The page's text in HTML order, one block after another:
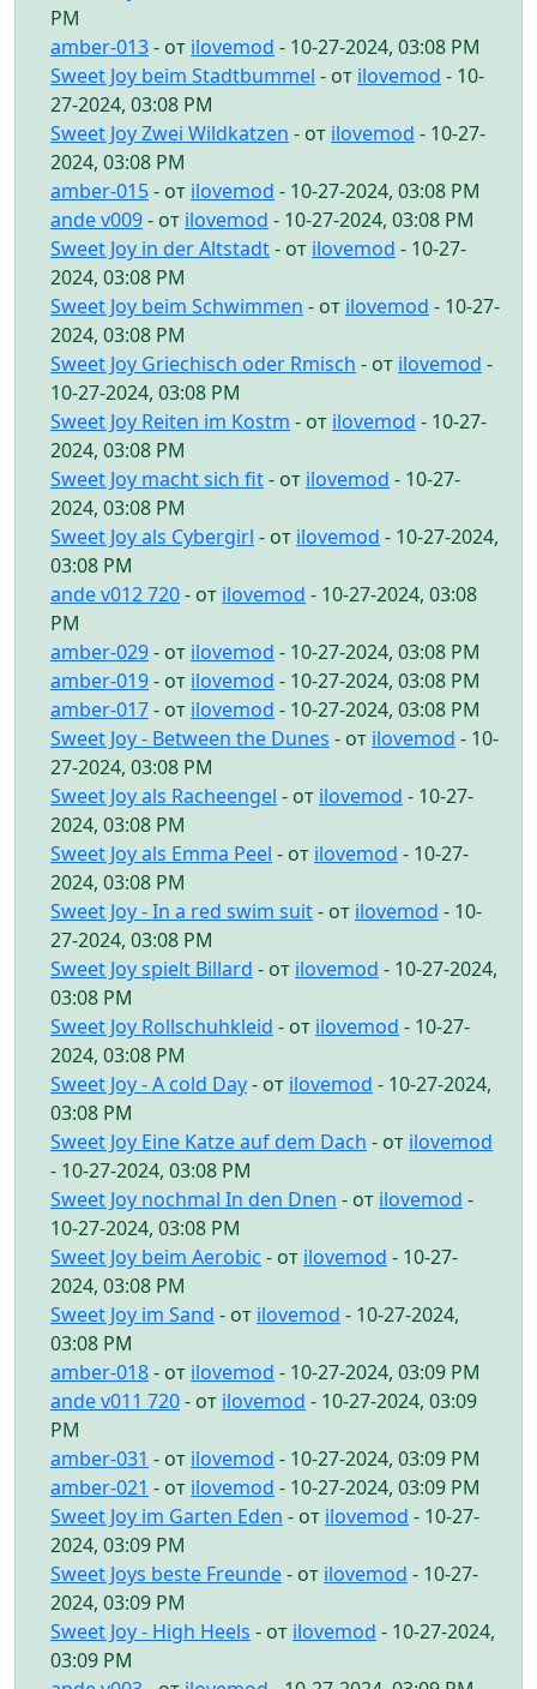
PM
amber-013- от ilovemod - 10-27-2024, 03:08 PM
Sweet Joy beim Stadtbummel - от ilovemod - 10-
27-2024, 03:08 PM
Sweet Joy Zwei Wildkatzen - от ilovemod - 10-27-
2024, 03:08 PM
amber-015- от ilovemod - 10-27-2024, 03:08 PM
ande v009- от ilovemod - 10-27-2024, 03:08 PM
Sweet Joy in der Altstadt- от ilovemod - 10-27-
2024, 03:08 PM
Sweet Joy beim Schwimmen - от ilovemod - 10-27-
2024, 03:08 PM
Sweet Joy Griechisch oder Rmisch - от ilovemod -
10-27-2024, 03:08 PM
Sweet Joy Reiten im Kostm - от ilovemod - 10-27-
2024, 03:08 PM
Sweet Joy macht sich fit- от ilovemod - 10-27-
2024, 03:08 PM
Sweet Joy als Cybergirl - от ilovemod - 10-27-2024,
03:08 PM
ande v012 720- от ilovemod - 10-27-2024, 03:08
PM
amber-029- от ilovemod - 10-27-2024, 03:08 PM
amber-019- от ilovemod - 10-27-2024, 03:08 PM
amber-017- от ilovemod - 10-27-2024, 03:08 PM
Sweet Joy - Between the Dunes - от ilovemod - 10-
27-2024, 03:08 PM
Sweet Joy als Racheengel - от ilovemod - 10-27-
2024, 03:08 PM
Sweet Joy als Emma Peel - от ilovemod - 10-27-
2024, 03:08 PM
Sweet Joy - In a red swim suit- от ilovemod - 10-
27-2024, 03:08 PM
Sweet Joy spielt Billard - от ilovemod - 10-27-2024,
03:08 PM
Sweet Joy Rollschuhkleid - от ilovemod - 10-27-
2024, 03:08 PM
Sweet Joy - A cold Day- от ilovemod - 10-27-2024,
03:08 PM
Sweet Joy Eine Katze auf dem Dach - от ilovemod
- 10-27-2024, 03:08 PM
Sweet Joy nochmal In den Dnen - от ilovemod -
10-27-2024, 03:08 PM
Sweet Joy beim Aerobic - от ilovemod - 10-27-
2024, 03:08 PM
Sweet Joy im Sand - от ilovemod - 10-27-2024,
03:08 PM
amber-018- от ilovemod - 10-27-2024, 03:09 PM
ande v011 720- от ilovemod - 10-27-2024, 03:09
PM
amber-031 - от ilovemod - 10-27-2024, 03:09 PM
amber-021 - от ilovemod - 10-27-2024, 03:09 PM
Sweet Joy im Garten Eden - от ilovemod - 10-27-
2024, 03:09 PM
Sweet Joys beste Freunde- от ilovemod - 10-27-
2024, 03:09 PM
Sweet Joy - High Heels - от ilovemod - 10-27-2024,
03:09 PM